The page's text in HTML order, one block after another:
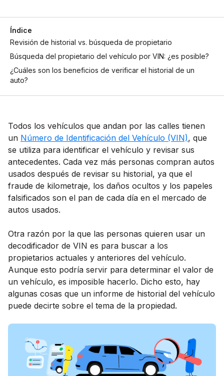
Índice
Revisión de historial vs. búsqueda de propietario
Búsqueda del propietario del vehículo por VIN: ¿es posible?
¿Cuáles son los beneficios de verificar el historial de un
auto?
Todos los vehículos que andan por las calles tienen
un Número de Identificación del Vehículo (VIN), que
se utiliza para identificar el vehículo y revisar sus
antecedentes. Cada vez más personas compran autos
usados después de revisar su historial, ya que el
fraude de kilometraje, los daños ocultos y los papeles
falsificados son el pan de cada día en el mercado de
autos usados.
Otra razón por la que las personas quieren usar un
decodificador de VIN es para buscar a los
propietarios actuales y anteriores del vehículo.
Aunque esto podría servir para determinar el valor de
un vehículo, es imposible hacerlo. Dicho esto, hay
algunas cosas que un informe de historial del vehículo
puede decirte sobre el tema de la propiedad.